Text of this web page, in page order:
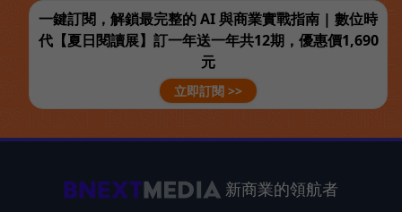
一鍵訂閱，解鎖最完整的 AI 與商業實戰指南 | 數位時
代【夏日閱讀展】訂一年送一年共12期，優惠價1,690
元
立即訂閱 >>
新商業的領航者